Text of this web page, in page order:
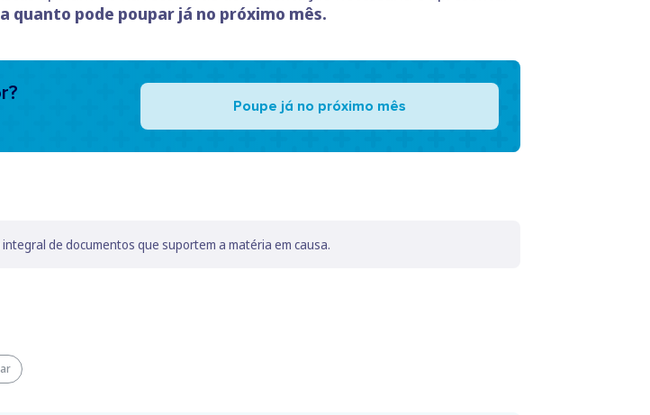
quanto pode poupar já no próximo mês.
Poupe já no próximo mês
de documentos que suportem a matéria em causa.